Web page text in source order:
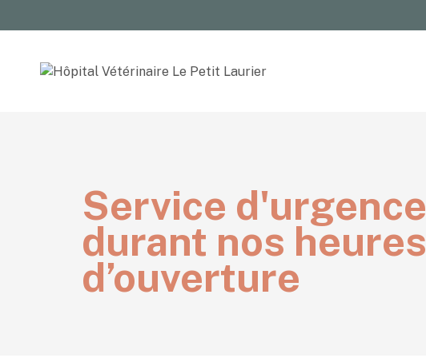
Service d'urgence
durant nos heures
d’ouverture